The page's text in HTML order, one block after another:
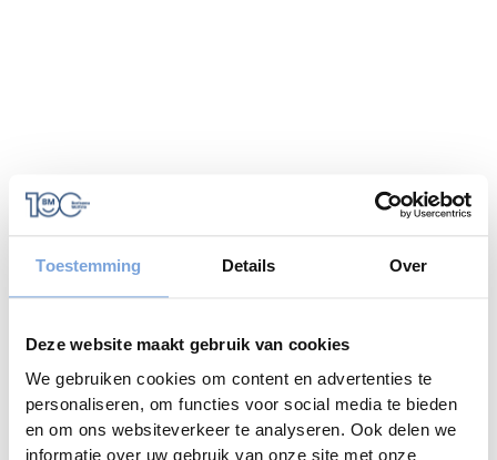
Toestemming Details Over
Deze website maakt gebruik van cookies
We gebruiken cookies om content en advertenties te
personaliseren, om functies voor social media te bieden
en om ons websiteverkeer te analyseren. Ook delen we
informatie over uw gebruik van onze site met onze